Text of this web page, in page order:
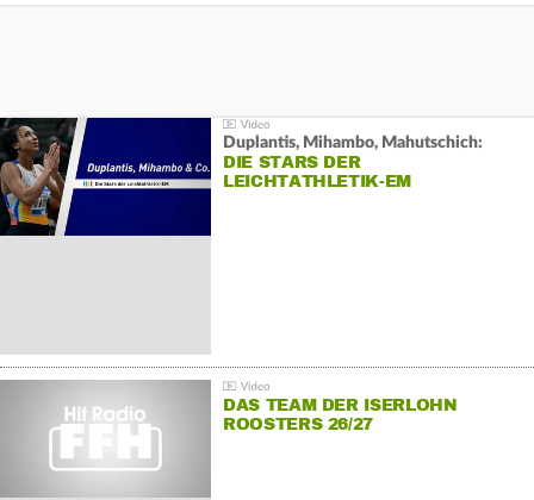
Duplantis, Mihambo, Mahutschich:
DIE STARS DER
LEICHTATHLETIK-EM
DAS TEAM DER ISERLOHN
ROOSTERS 26/27